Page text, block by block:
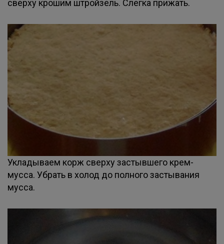
сверху крошим штройзель. Слегка прижать.
Укладываем корж сверху застывшего крем-
мусса. Убрать в холод до полного застывания
мусса.